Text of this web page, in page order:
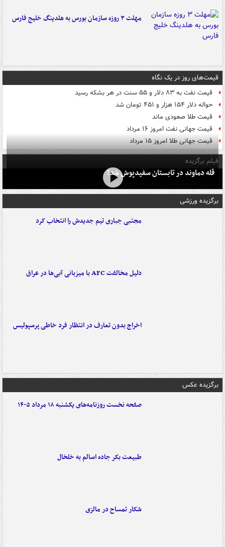
مهلت ۳ روزه سازمان بورس به هلدینگ خلیج فارس
قیمت‌های روز در یک نگاه
قیمت نفت به ۸۳ دلار و ۵۵ سنت در هر بشکه رسید
حواله دلار ۱۵۴ هزار و ۴۵۱ تومان شد
قیمت طلا صعودی ماند
قیمت جهانی نفت امروز ۱۶ مرداد
قیمت جهانی طلا امروز ۱۵ مرداد
فیلم برگزیده
قله دماوند در تابستان سفیدپوش شد!
برگزیده ورزشی
مجتبی جباری تیم جدیدش را انتخاب کرد
دلیل مخالفت AFC با میزبانی آبی‌ها در عراق
اخراج بدون تعارف در انتظار فرد خاطی پرسپولیس
برگزیده عکس
صفحه نخست روزنامه‌های یکشنبه ۱۸ مرداد ۱۴۰۵
طبیعت بکر جاده اسالم به خلخال
شکار تمساح در مالزی